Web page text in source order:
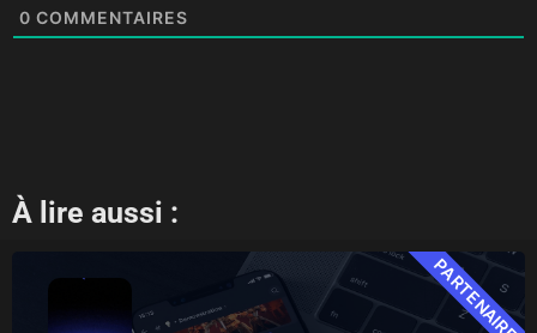
0 COMMENTAIRES
À lire aussi :
PARTENAIRE